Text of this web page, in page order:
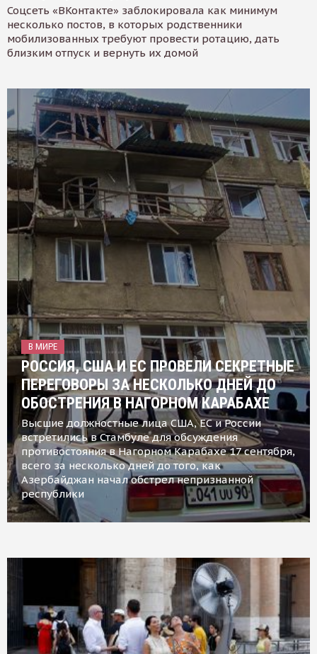
Соцсеть «ВКонтакте» заблокировала как минимум
несколько постов, в которых родственники
мобилизованных требуют провести ротацию, дать
близким отпуск и вернуть их домой
В МИРЕ
РОССИЯ, США И ЕС ПРОВЕЛИ СЕКРЕТНЫЕ
ПЕРЕГОВОРЫ ЗА НЕСКОЛЬКО ДНЕЙ ДО
ОБОСТРЕНИЯ В НАГОРНОМ КАРАБАХЕ
Высшие должностные лица США, ЕС и России
встретились в Стамбуле для обсуждения
противостояния в Нагорном Карабахе 17 сентября,
всего за несколько дней до того, как
Азербайджан начал обстрел непризнанной
республики